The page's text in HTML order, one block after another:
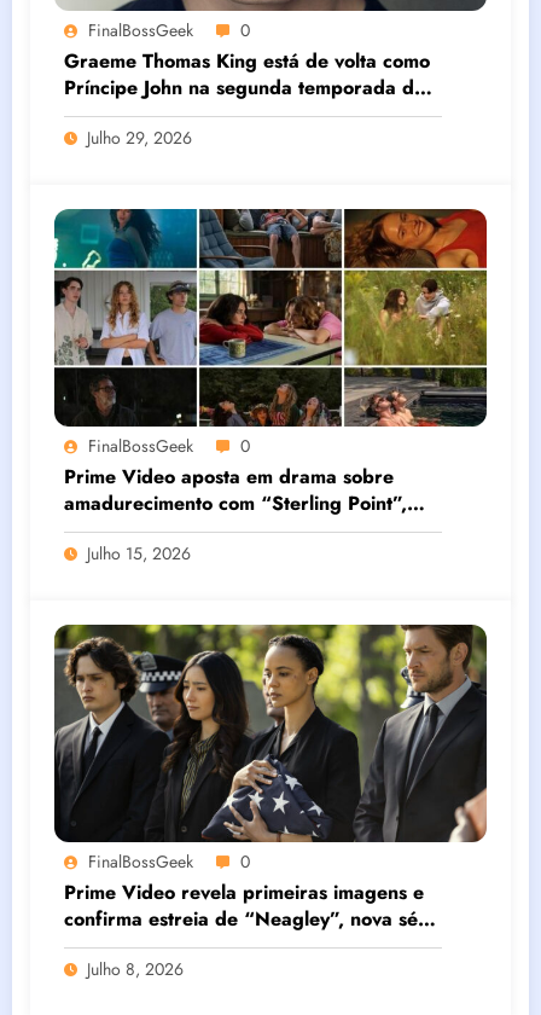
FinalBossGeek 0
Graeme Thomas King está de volta como
Príncipe John na segunda temporada de
“Robin Hood”, série do MGM+
Julho 29, 2026
FinalBossGeek 0
Prime Video aposta em drama sobre
amadurecimento com “Sterling Point”,
série que estreia em agosto
Julho 15, 2026
FinalBossGeek 0
Prime Video revela primeiras imagens e
confirma estreia de “Neagley”, nova série
derivada de Reacher estrelada por Maria
StenJulho 8, 2026